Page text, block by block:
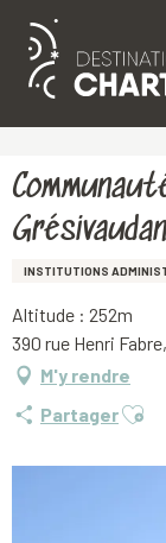
Aller
principal
Grésivaudan
INSTITUTIONS
Altitude : 252m
390 rue Henri
M'y rendre
Partager